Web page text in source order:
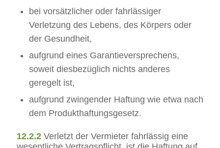
bei vorsätzlicher oder fahrlässiger
Verletzung des Lebens, des Körpers oder
der Gesundheit,
aufgrund eines Garantieversprechens,
soweit diesbezüglich nichts anderes
geregelt ist,
aufgrund zwingender Haftung wie etwa nach
dem Produkthaftungsgesetz.
12.2.2 Verletzt der Vermieter fahrlässig eine